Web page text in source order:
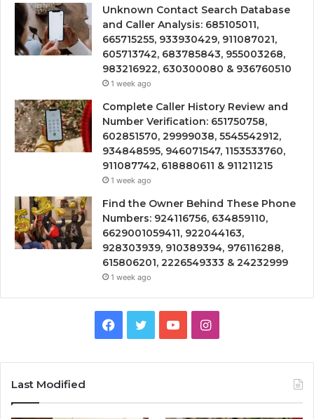
Unknown Contact Search Database
and Caller Analysis: 685105011,
665715255, 933930429, 911087021,
605713742, 683785843, 955003268,
983216922, 630300080 & 936760510
1 week ago
Complete Caller History Review and
Number Verification: 651750758,
602851570, 29999038, 5545542912,
934848595, 946071547, 1153533760,
911087742, 618880611 & 911211215
1 week ago
Find the Owner Behind These Phone
Numbers: 924116756, 634859110,
6629001059411, 922044163,
928303939, 910389394, 976116288,
615806201, 2226549333 & 24232999
1 week ago
Facebook
TwitterYouTubeInstagram
Last Modified